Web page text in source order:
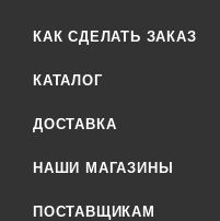
КАК СДЕЛАТЬ ЗАКАЗ
КАТАЛОГ
ДОСТАВКА
НАШИ МАГАЗИНЫ
ПОСТАВЩИКАМ